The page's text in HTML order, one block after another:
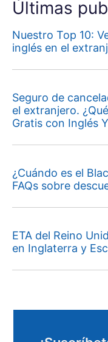
Últimas
Nuestro Top 10:
inglés en el
Seguro de
el extranjero.
Gratis con Inglés
¿Cuándo es el
FAQs sobre
ETA del Reino
en Inglaterra y